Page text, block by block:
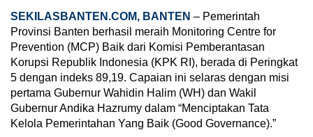
SEKILASBANTEN.COM, BANTEN – Pemerintah
Provinsi Banten berhasil meraih Monitoring Centre for
Prevention (MCP) Baik dari Komisi Pemberantasan
Korupsi Republik Indonesia (KPK RI), berada di Peringkat
5 dengan indeks 89,19. Capaian ini selaras dengan misi
pertama Gubernur Wahidin Halim (WH) dan Wakil
Gubernur Andika Hazrumy dalam “Menciptakan Tata
Kelola Pemerintahan Yang Baik (Good Governance).”